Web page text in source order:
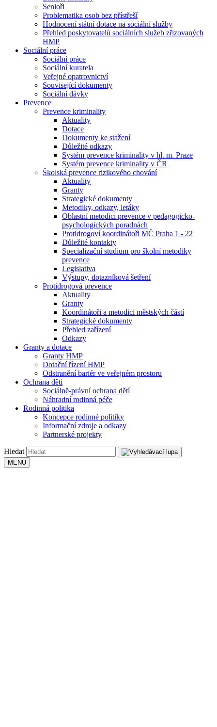
Senioři
Problematika osob bez přístřeší
Hodnocení státní dotace na sociální služby
Přehled poskytovatelů sociálních služeb zřizovaných
HMP
Sociální práce
Sociální práce
Sociální kuratela
Veřejné opatrovnictví
Související dokumenty
Sociální dávky
Prevence
Prevence kriminality
Aktuality
Dotace
Dokumenty ke stažení
Důležité odkazy
Systém prevence kriminality v hl. m. Praze
Systém prevence kriminality v ČR
Školská prevence rizikového chování
Aktuality
Granty
Strategické dokumenty
Metodiky, odkazy, letáky
Oblastní metodici prevence v pedagogicko-
psychologických poradnách
Protidrogoví koordinátoři MČ Praha 1 - 22
Důležité kontakty
Specializační studium pro školní metodiky
prevence
Legislativa
Výstupy, dotazníková šetření
Protidrogová prevence
Aktuality
Granty
Koordinátoři a metodici městských částí
Strategické dokumenty
Přehled zařízení
Odkazy
Granty a dotace
Granty HMP
Dotační řízení HMP
Odstranění bariér ve veřejném prostoru
Ochrana dětí
Sociálně-právní ochrana dětí
Náhradní rodinná péče
Rodinná politika
Koncepce rodinné politiky
Informační zdroje a odkazy
Partnerské projekty
Hledat
MENU